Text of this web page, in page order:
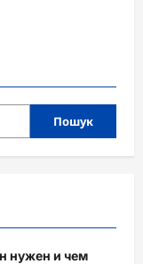
Пошук
нужен и чем